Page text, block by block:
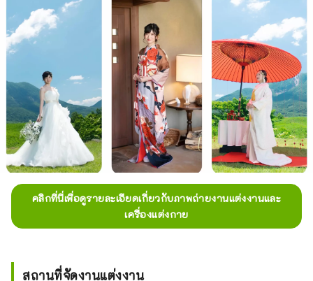
คลิกที่นี่เพื่อดูรายละเอียดเกี่ยวกับภาพถ่ายงานแต่งงานและ
เครื่องแต่งกาย
สถานที่จัดงานแต่งงาน